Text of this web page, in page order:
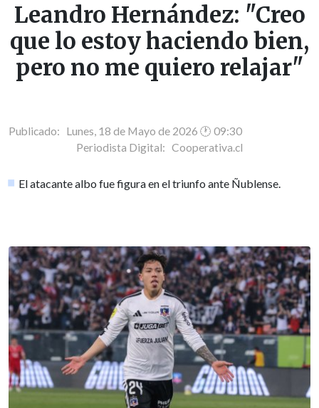
Leandro Hernández: "Creo
que lo estoy haciendo bien,
pero no me quiero relajar"
Publicado: Lunes, 18 de Mayo de 2026 🕐 09:30
Periodista Digital: Cooperativa.cl
El atacante albo fue figura en el triunfo ante Ñublense.